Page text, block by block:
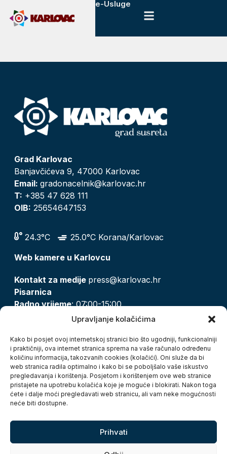
Upravljanje kolačićima
Kako bi posjet ovoj internetskoj stranici bio što ugodniji, funkcionalniji
i praktičniji, ova internet stranica sprema na vaše računalo određenu
količinu informacija, takozvanih cookies (kolačići). Oni služe da bi
web stranica radila optimalno i kako bi se poboljšalo vaše iskustvo
pregledavanja i korištenja. Posjetom i korištenjem ove web stranice
pristajete na upotrebu kolačića koje je moguće i blokirati. Nakon toga
ćete i dalje moći pregledavati web stranicu, ali vam neke mogućnosti
neće biti dostupne.
Prihvati
e-Usluge
Grad Karlovac
Banjavčićeva 9, 47000 Karlovac
Email: gradonacelnik@karlovac.hr
T: +385 47 628 111
OIB: 25654647153
24.3°C
25.0°C Korana/Karlovac
Web kamere u Karlovcu
Kontakt za medije press@karlovac.hr
Pisarnica
Radno vrijeme: 07:00-15:00
pisarnica@karlovac.hr
Zaštita osobnih podataka
Pristup informacijama
Kolačići
Izjava o pristupačnosti
Turistička zajednica grada Karlovca